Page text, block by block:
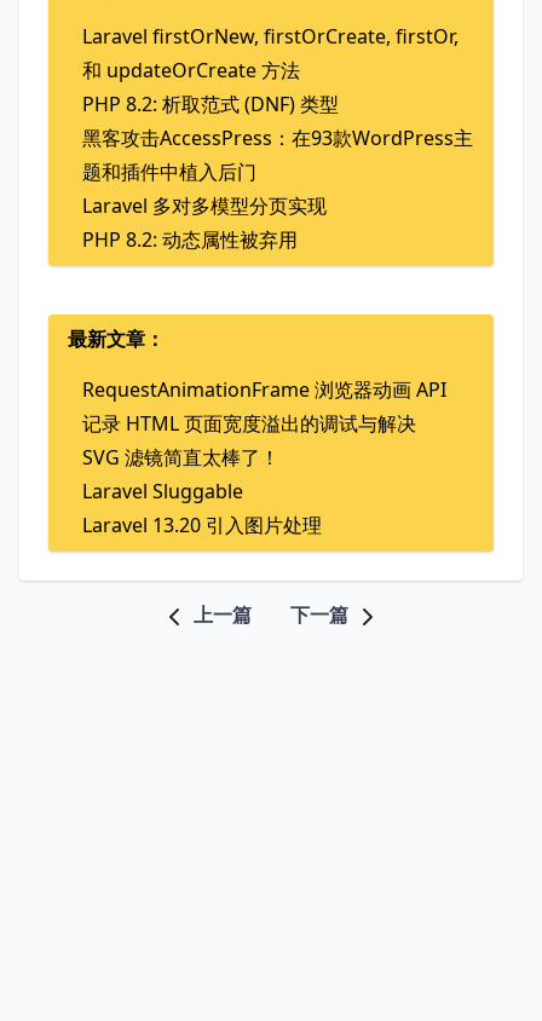
Laravel firstOrNew, firstOrCreate, firstOr,
和 updateOrCreate 方法
PHP 8.2: 析取范式 (DNF) 类型
黑客攻击AccessPress：在93款WordPress主
题和插件中植入后门
Laravel 多对多模型分页实现
PHP 8.2: 动态属性被弃用
最新文章：
RequestAnimationFrame 浏览器动画 API
记录 HTML 页面宽度溢出的调试与解决
SVG 滤镜简直太棒了！
Laravel Sluggable
Laravel 13.20 引入图片处理
上一篇 下一篇